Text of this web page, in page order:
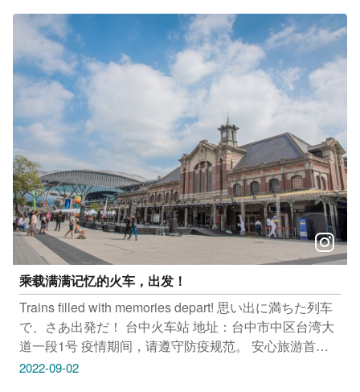
_________________​ #安心旅游首选台中​ #勤洗手 #戴口
罩台风外围环流将带来明显风雨
乘载满满记忆的火车，出发！
Trains filled with memories depart! 思い出に満ちた列车
で、さあ出発だ！ 台中火车站 地址：台中市中区台湾大
道一段1号 疫情期间，请遵守防疫规范。 安心旅游首选
台中 勤洗手 戴口罩 只要Tag@taichungtravels 就有机会
2022-09-02